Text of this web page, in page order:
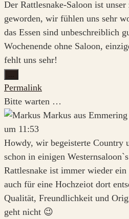
Der Rattlesnake-Saloon ist unser
geworden, wir fühlen uns sehr
das Essen sind unbeschreiblich
Wochenende ohne Saloon,
fehlt uns sehr!
...
Metabox
ein-/ausblenden.
Permalink
Bitte warten …
Markus aus Emmering
um 11:53
Howdy, wir begeisterte Country
schon in einigen
Rattlesnake ist immer wieder
auch für eine Hochzeiot dort
Qualität, Freundlichkeit und
geht nicht 😉